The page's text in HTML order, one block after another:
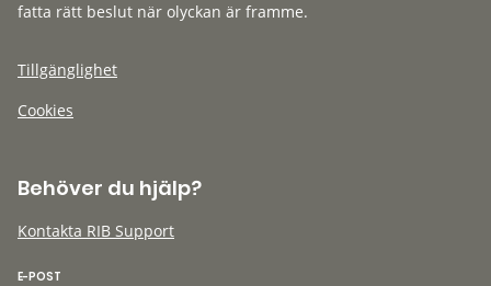
fatta rätt beslut när olyckan är framme.
Tillgänglighet
Cookies
Behöver du hjälp?
Kontakta RIB Support
E-POST